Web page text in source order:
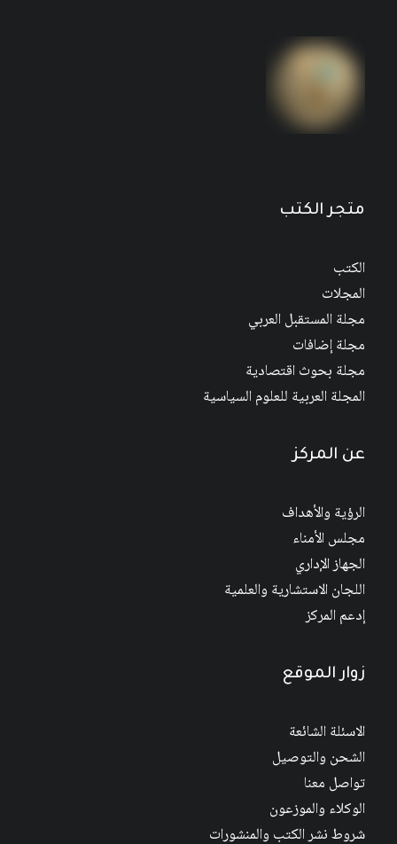
متجر الكتب
الكتب
المجلات
مجلة المستقبل العربي
مجلة إضافات
مجلة بحوث اقتصادية
المجلة العربية للعلوم السياسية
عن المركز
الرؤية والأهداف
مجلس الأمناء
الجهاز الإداري
اللجان الاستشارية والعلمية
إدعم المركز
زوار الموقع
الاسئلة الشائعة
الشحن والتوصيل
تواصل معنا
الوكلاء والموزعون
شروط نشر الكتب والمنشورات